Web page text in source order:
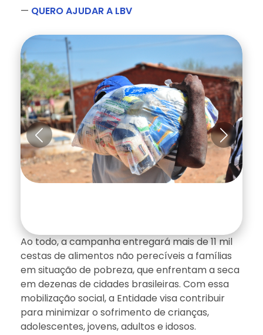
— QUERO AJUDAR A LBV
Ao todo, a campanha entregará mais de 11 mil
cestas de alimentos não perecíveis a famílias
em situação de pobreza, que enfrentam a seca
em dezenas de cidades brasileiras. Com essa
mobilização social, a Entidade visa contribuir
para minimizar o sofrimento de crianças,
adolescentes, jovens, adultos e idosos.